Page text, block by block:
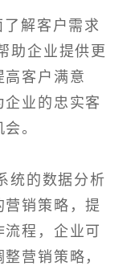
解客户需求
助企业提供更
高客户满意
业的忠实客
。
统的数据分析
销策略，提
程，企业可
营销策略，